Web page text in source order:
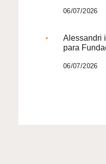
06/07/2026
Alessandri
para
06/07/2026